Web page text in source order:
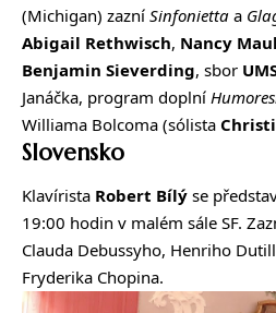
(Michigan) zazní Sinfonietta a
Abigail Rethwisch, Nancy
Benjamin Sieverding, sbor
Janáčka, program doplní
Williama Bolcoma (sólista
Slovensko
Klavírista Robert Bílý se
19:00 hodin v malém sále SF.
Clauda Debussyho, Henriho
Fryderika Chopina.